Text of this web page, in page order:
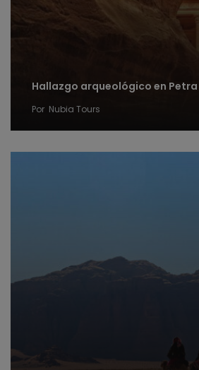
Hallazgo arqueológico en Petra
Por Nubia Tours